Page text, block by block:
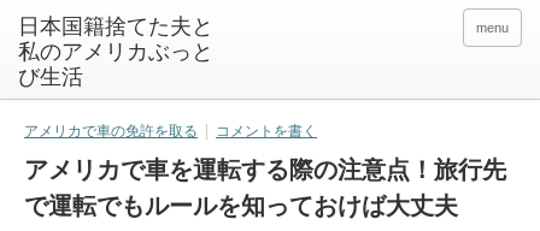
日本国籍捨てた夫と
私のアメリカぶっと
び生活
menu
アメリカで車の免許を取る コメントを書く
アメリカで車を運転する際の注意点！旅行先
で運転でもルールを知っておけば大丈夫